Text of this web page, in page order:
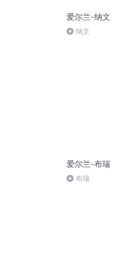
爱尔兰-纳文
纳文
爱尔兰-布瑞
布瑞